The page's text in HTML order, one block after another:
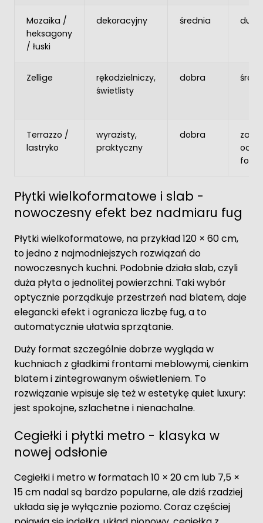
Mozaika /
heksagony
/ łuski
dekoracyjny średnia duża
Zellige
rękodzielniczy,
świetlisty
dobra
Terrazzo /
lastryko
wyrazisty,
praktyczny
dobra
od
Płytki wielkoformatowe i slab -
nowoczesny efekt bez nadmiaru fug
Płytki wielkoformatowe, na przykład 120 × 60 cm,
to jedno z najmodniejszych rozwiązań do
nowoczesnych kuchni. Podobnie działa slab, czyli
duża płyta o jednolitej powierzchni. Taki wybór
optycznie porządkuje przestrzeń nad blatem, daje
elegancki efekt i ogranicza liczbę fug, a to
automatycznie ułatwia sprzątanie.
Duży format szczególnie dobrze wygląda w
kuchniach z gładkimi frontami meblowymi, cienkim
blatem i zintegrowanym oświetleniem. To
rozwiązanie wpisuje się też w estetykę quiet luxury:
jest spokojne, szlachetne i nienachalne.
Cegiełki i płytki metro - klasyka w
nowej odsłonie
Cegiełki i metro w formatach 10 × 20 cm lub 7,5 ×
15 cm nadal są bardzo popularne, ale dziś rzadziej
układa się je wyłącznie poziomo. Coraz częściej